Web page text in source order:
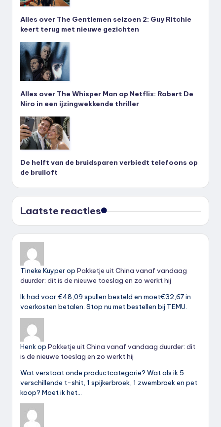
Alles over The Gentlemen seizoen 2: Guy Ritchie
keert terug met nieuwe gezichten
Alles over The Whisper Man op Netflix: Robert De
Niro in een ijzingwekkende thriller
De helft van de bruidsparen verbiedt telefoons op
de bruiloft
Laatste reacties
Tineke Kuyperop Pakketje uit China vanaf vandaag
duurder: dit is de nieuwe toeslag en zo werkt hij
Ik had voor €48,09 spullen besteld en moet€32,67 in
voerkosten betalen. Stop nu met bestellen bij TEMU.
Henkop Pakketje uit China vanaf vandaag duurder: dit
is de nieuwe toeslag en zo werkt hij
Wat verstaat onde productcategorie? Wat als ik 5
verschillende t-shit, 1 spijkerbroek, 1 zwembroek en pet
koop? Moet ik het…